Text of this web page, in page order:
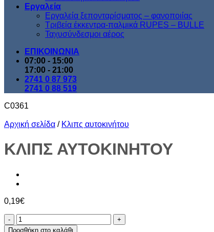
Εργαλεία
Εργαλεία ξεπονταρίσματος – φανοποιίας
Τριβεία έκκεντρα-παλμικά RUPES – BULLE
Ταχυσύνδεσμοι αέρος
ΕΠΙΚΟΙΝΩΝΙΑ
07:00 - 15:00
17:00 - 21:00
2741 0 87 973
2741 0 88 519
C0361
Αρχική σελίδα / Κλιπς αυτοκινήτου
ΚΛΙΠΣ ΑΥΤΟΚΙΝΗΤΟΥ
0,19€
ΚΛΙΠΣ
ΑΥΤΟΚΙΝΗΤΟΥ
Προσθήκη στο καλάθι